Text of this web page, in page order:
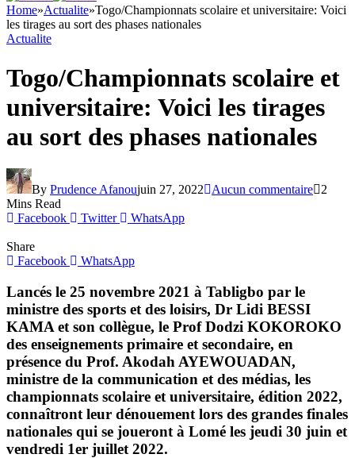
Home»Actualite»Togo/Championnats scolaire et universitaire: Voici
les tirages au sort des phases nationales
Actualite
Togo/Championnats scolaire et
universitaire: Voici les tirages
au sort des phases nationales
By Prudence Afanoujuin 27, 2022 Aucun commentaire
2
Mins Read
Facebook
Twitter WhatsApp
Share
Facebook
WhatsApp
Lancés le 25 novembre 2021 à Tabligbo par le
ministre des sports et des loisirs, Dr Lidi BESSI
KAMA et son collègue, le Prof Dodzi KOKOROKO
des enseignements primaire et secondaire, en
présence du Prof. Akodah AYEWOUADAN,
ministre de la communication et des médias, les
championnats scolaire et universitaire, édition 2022,
connaîtront leur dénouement lors des grandes finales
nationales qui se joueront à Lomé les jeudi 30 juin et
vendredi 1er juillet 2022.